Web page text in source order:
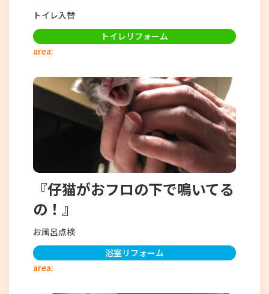
トイレ入替
トイレリフォーム
area:
『仔猫がおフロの下で鳴いてる
の！』
お風呂点検
浴室リフォーム
area: